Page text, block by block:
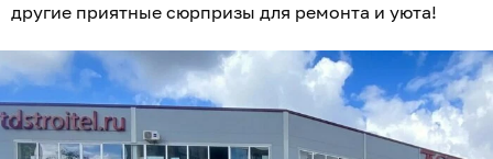
другие приятные сюрпризы для ремонта и уюта!